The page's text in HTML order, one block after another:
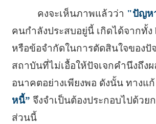
คงจะเห็นภาพแล้วว่า "ปัญห
คนกำลังประสบอยู่นี้ เกิดได้จากทั้ง
หรือข้อจำกัดในการตัดสินใจของปั
สถาบันที่ไม่เอื้อให้ปัจเจกคำนึงถึง
อนาคตอย่างเพียงพอ ดังนั้น ทางแก้
หนี้” จึงจำเป็นต้องประกอบไปด้วย
ส่วนนี้